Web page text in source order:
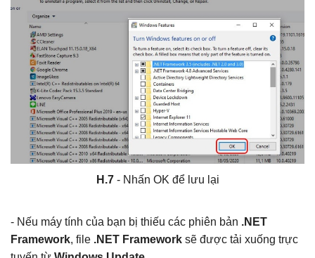
H.7- Nhấn OK để lưu lại
- Nếu máy tính của bạn bị thiếu các phiên bản .NET
Framework, file .NET Framework sẽ được tải xuống trực